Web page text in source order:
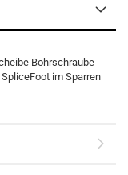
Bohrschraube
im Sparren